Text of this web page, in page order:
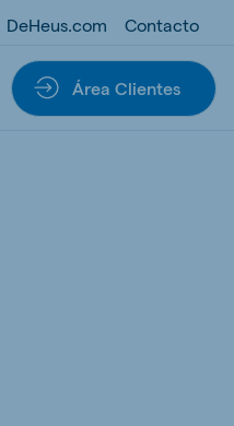
DeHeus.com Contacto
Área Clientes